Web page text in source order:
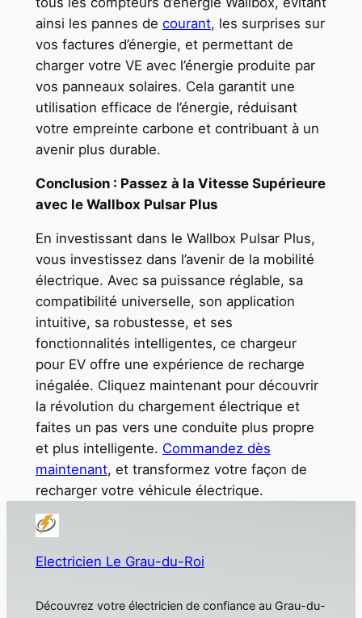
ainsi les pannes de courant, les surprises sur
vos factures d’énergie, et permettant de
charger votre VE avec l’énergie produite par
vos panneaux solaires. Cela garantit une
utilisation efficace de l’énergie, réduisant
votre empreinte carbone et contribuant à un
avenir plus durable.
Conclusion : Passez à la Vitesse Supérieure
avec le Wallbox Pulsar Plus
En investissant dans le Wallbox Pulsar Plus,
vous investissez dans l’avenir de la mobilité
électrique. Avec sa puissance réglable, sa
compatibilité universelle, son application
intuitive, sa robustesse, et ses
fonctionnalités intelligentes, ce chargeur
pour EV offre une expérience de recharge
inégalée. Cliquez maintenant pour découvrir
la révolution du chargement électrique et
faites un pas vers une conduite plus propre
et plus intelligente. Commandez dès
maintenant, et transformez votre façon de
recharger votre véhicule électrique.
Electricien Le Grau-du-Roi
Découvrez votre électricien de confiance au Grau-du-